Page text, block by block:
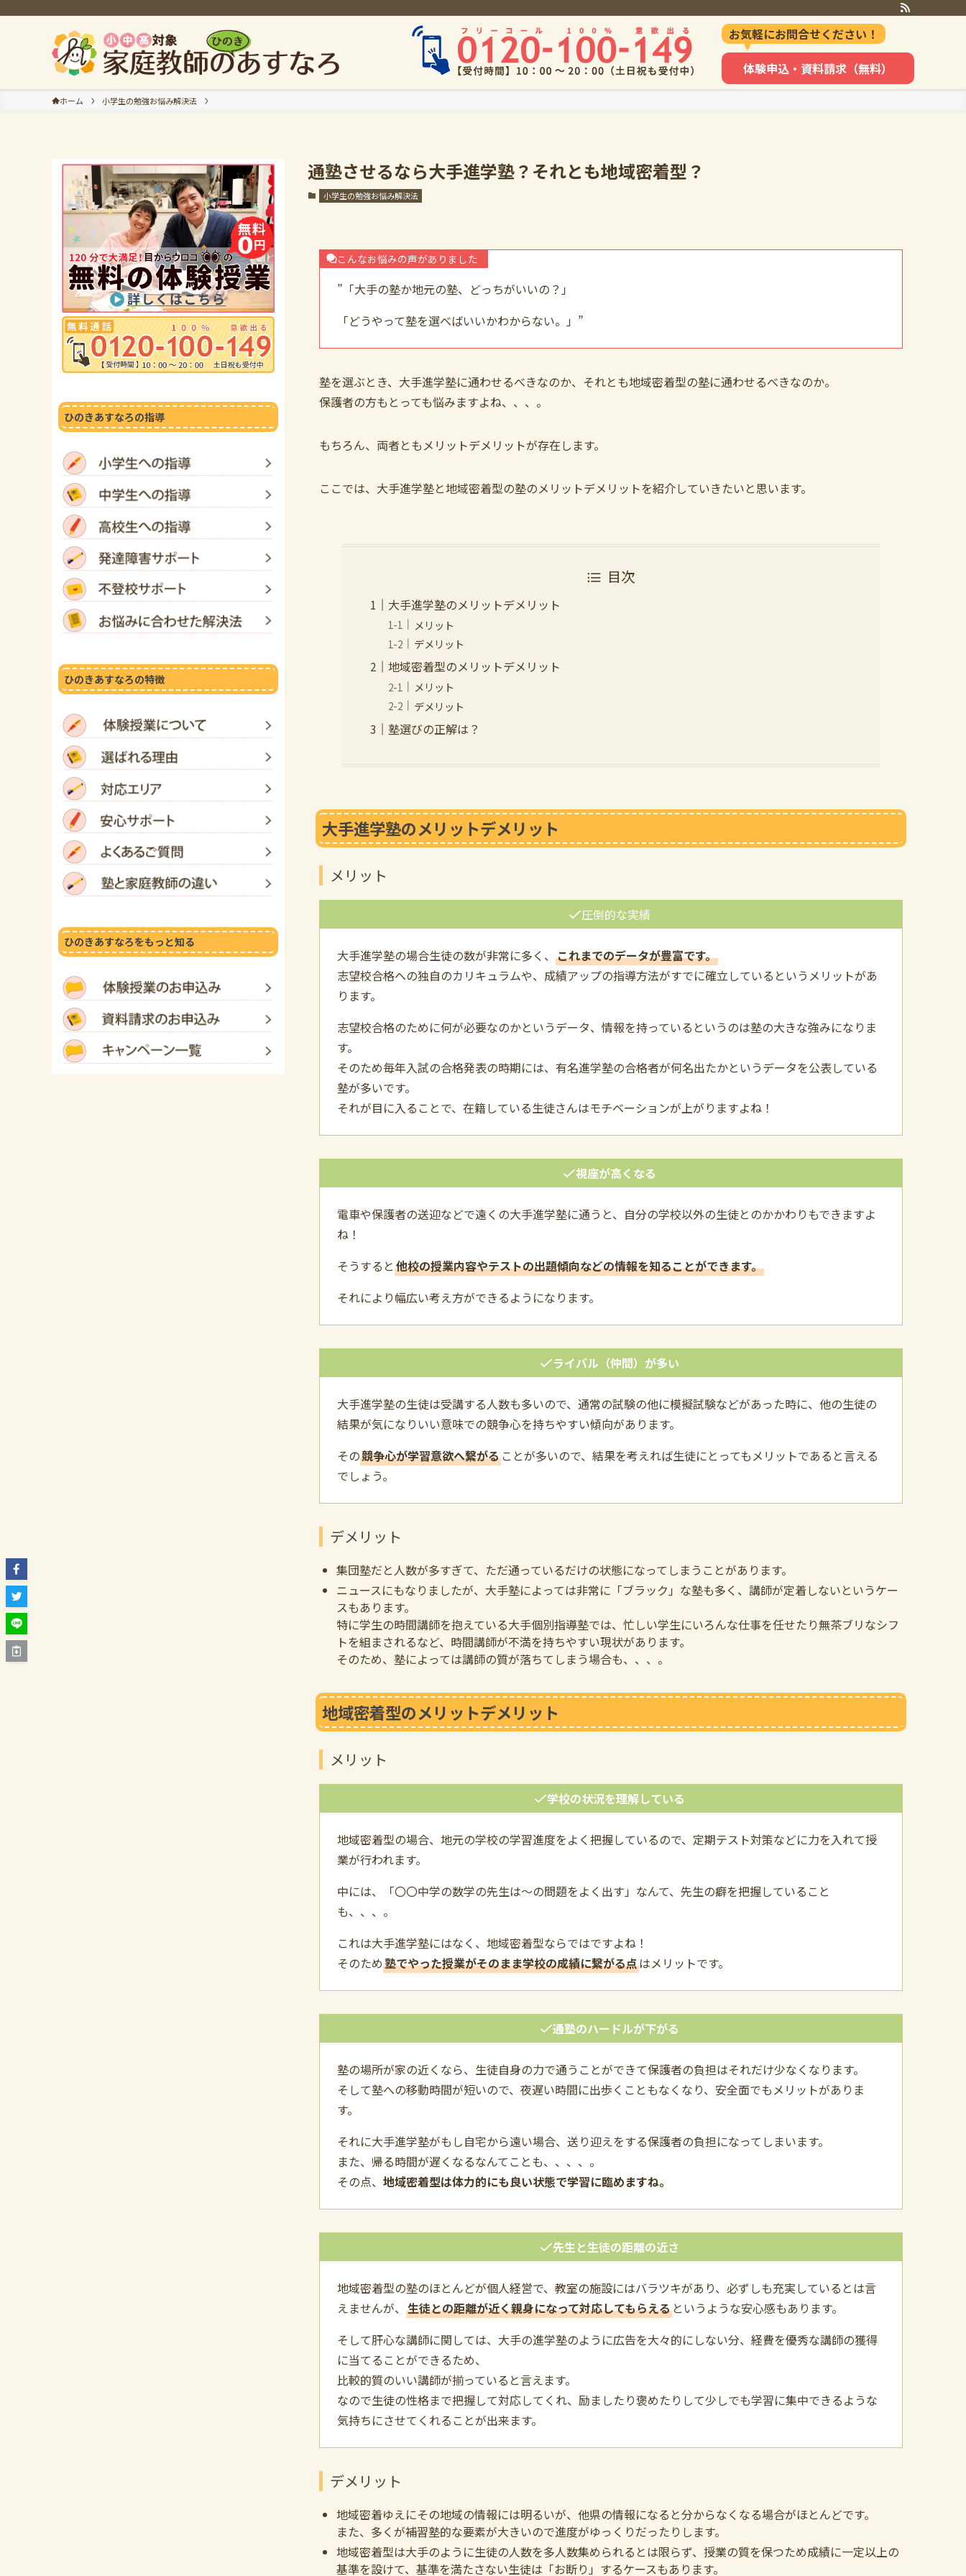
お気軽にお問合せください！
体験申込・資料請求（無料）
ホーム 小学生の勉強お悩み解決法
通塾させるなら大手進学塾？それとも地域密着型？
小学生の勉強お悩み解決法
こんなお悩みの声がありました
”「大手の塾か地元の塾、どっちがいいの？」
「どうやって塾を選べばいいかわからない。」”
塾を選ぶとき、大手進学塾に通わせるべきなのか、それとも地域密着型の塾に通わせるべきなのか。
保護者の方もとっても悩みますよね、、、。
もちろん、両者ともメリットデメリットが存在します。
ここでは、大手進学塾と地域密着型の塾のメリットデメリットを紹介していきたいと思います。
目次
大手進学塾のメリットデメリット
メリット
デメリット
地域密着型のメリットデメリット
メリット
デメリット
塾選びの正解は？
大手進学塾のメリットデメリット
メリット
圧倒的な実績
大手進学塾の場合生徒の数が非常に多く、 これまでのデータが豊富です。
志望校合格への独自のカリキュラムや、成績アップの指導方法がすでに確立しているというメリットがあ
ります。
志望校合格のために何が必要なのかというデータ、情報を持っているというのは塾の大きな強みになりま
す。
そのため毎年入試の合格発表の時期には、有名進学塾の合格者が何名出たかというデータを公表している
塾が多いです。
それが目に入ることで、在籍している生徒さんはモチベーションが上がりますよね！
視座が高くなる
電車や保護者の送迎などで遠くの大手進学塾に通うと、自分の学校以外の生徒とのかかわりもできますよ
ね！
そうすると 他校の授業内容やテストの出題傾向などの情報を知ることができます。
それにより幅広い考え方ができるようになります。
ライバル（仲間）が多い
大手進学塾の生徒は受講する人数も多いので、通常の試験の他に模擬試験などがあった時に、他の生徒の
結果が気になりいい意味での競争心を持ちやすい傾向があります。
その競争心が学習意欲へ繋がる ことが多いので、結果を考えれば生徒にとってもメリットであると言える
でしょう。
デメリット
集団塾だと人数が多すぎて、ただ通っているだけの状態になってしまうことがあります。
ニュースにもなりましたが、大手塾によっては非常に「ブラック」な塾も多く、講師が定着しないというケー
スもあります。
特に学生の時間講師を抱えている大手個別指導塾では、忙しい学生にいろんな仕事を任せたり無茶ブリなシフ
トを組まされるなど、時間講師が不満を持ちやすい現状があります。
そのため、塾によっては講師の質が落ちてしまう場合も、、、。
地域密着型のメリットデメリット
メリット
学校の状況を理解している
地域密着型の場合、地元の学校の学習進度をよく把握しているので、定期テスト対策などに力を入れて授
業が行われます。
中には、「〇〇中学の数学の先生は～の問題をよく出す」なんて、先生の癖を把握していること
も、、、。
これは大手進学塾にはなく、地域密着型ならではですよね！
そのため塾でやった授業がそのまま学校の成績に繋がる点はメリットです。
通塾のハードルが下がる
塾の場所が家の近くなら、生徒自身の力で通うことができて保護者の負担はそれだけ少なくなります。
そして塾への移動時間が短いので、夜遅い時間に出歩くこともなくなり、安全面でもメリットがありま
す。
それに大手進学塾がもし自宅から遠い場合、送り迎えをする保護者の負担になってしまいます。
また、帰る時間が遅くなるなんてことも、、、、。
その点、 地域密着型は体力的にも良い状態で学習に臨めますね。
先生と生徒の距離の近さ
地域密着型の塾のほとんどが個人経営で、教室の施設にはバラツキがあり、必ずしも充実しているとは言
えませんが、 生徒との距離が近く親身になって対応してもらえる というような安心感もあります。
そして肝心な講師に関しては、大手の進学塾のように広告を大々的にしない分、経費を優秀な講師の獲得
に当てることができるため、
比較的質のいい講師が揃っていると言えます。
なので生徒の性格まで把握して対応してくれ、励ましたり褒めたりして少しでも学習に集中できるような
気持ちにさせてくれることが出来ます。
デメリット
地域密着ゆえにその地域の情報には明るいが、他県の情報になると分からなくなる場合がほとんどです。
また、多くが補習塾的な要素が大きいので進度がゆっくりだったりします。
地域密着型は大手のように生徒の人数を多人数集められるとは限らず、授業の質を保つため成績に一定以上の
基準を設けて、基準を満たさない生徒は「お断り」するケースもあります。
ひのきあすなろの指導
ひのきあすなろの特徴
ひのきあすなろをもっと知る